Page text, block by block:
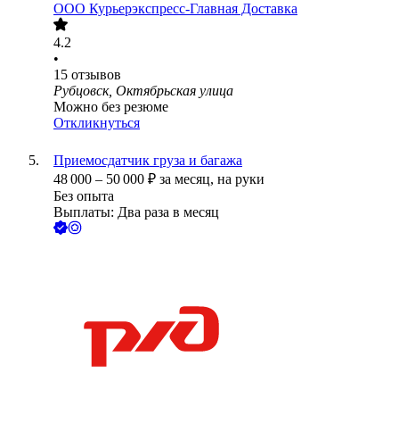
ООО Курьерэкспресс-Главная Доставка
4.2
•
15 отзывов
Рубцовск, Октябрьская улица
Можно без резюме
Откликнуться
Приемосдатчик груза и багажа
48 000 – 50 000 ₽ за месяц, на руки
Без опыта
Выплаты: Два раза в месяц